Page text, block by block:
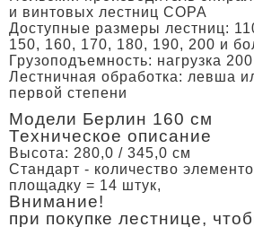
и винтовых лестниц COPA
Доступные размеры лестниц:
150, 160, 170, 180, 190, 200 и
Грузоподъемность: нагрузка 200
Лестничная обработка: левша
первой степени
Mодели Берлин 160 см
Техническое описание
Высота: 280,0 / 345,0 см
Cтандарт - количество
площадку = 14 штук,
Внимание!
при покупке лестнице,